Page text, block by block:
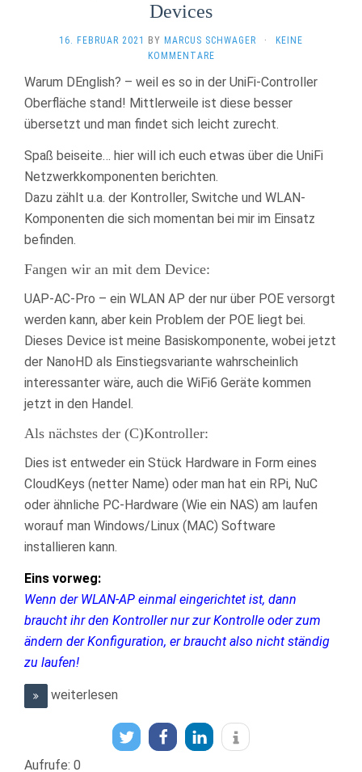
Devices
16. FEBRUAR 2021 BY MARCUS SCHWAGER ·
KEINE
KOMMENTARE
Warum DEnglish? – weil es so in der UniFi-Controller
Oberfläche stand! Mittlerweile ist diese besser
übersetzt und man findet sich leicht zurecht.
Spaß beiseite… hier will ich euch etwas über die UniFi
Netzwerkkomponenten berichten.
Dazu zählt u.a. der Kontroller, Switche und WLAN-
Komponenten die sich momentan bei mir im Einsatz
befinden.
Fangen wir an mit dem Device:
UAP-AC-Pro – ein WLAN AP der nur über POE versorgt
werden kann, aber kein Problem der POE liegt bei.
Dieses Device ist meine Basiskomponente, wobei jetzt
der NanoHD als Einstiegsvariante wahrscheinlich
interessanter wäre, auch die WiFi6 Geräte kommen
jetzt in den Handel.
Als nächstes der (C)Kontroller:
Dies ist entweder ein Stück Hardware in Form eines
CloudKeys (netter Name) oder man hat ein RPi, NuC
oder ähnliche PC-Hardware (Wie ein NAS) am laufen
worauf man Windows/Linux (MAC) Software
installieren kann.
Eins vorweg:
Wenn der WLAN-AP einmal eingerichtet ist, dann
braucht ihr den Kontroller nur zur Kontrolle oder zum
ändern der Konfiguration, er braucht also nicht ständig
zu laufen!
weiterlesen
Aufrufe: 0